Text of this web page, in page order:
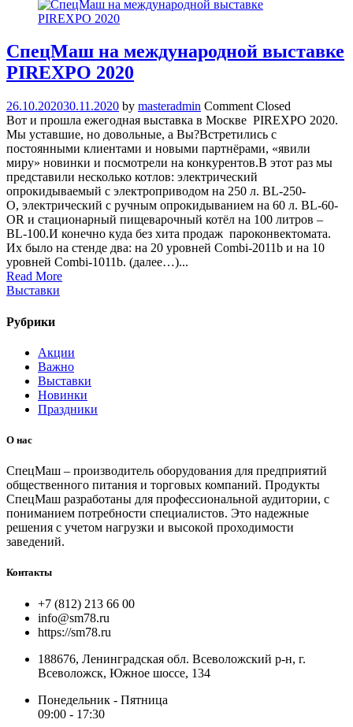
СпецМаш на международной выставке
PIREXPO 2020
26.10.202030.11.2020 by masteradmin Comment Closed
Вот и прошла ежегодная выставка в Москве PIREXPO 2020.
Мы уставшие, но довольные, а Вы?Встретились с
постоянными клиентами и новыми партнёрами, «явили
миру» новинки и посмотрели на конкурентов.В этот раз мы
представили несколько котлов: электрический
опрокидываемый с электроприводом на 250 л. BL-250-
O, электрический с ручным опрокидыванием на 60 л. BL-60-
OR и стационарный пищеварочный котёл на 100 литров –
BL-100.И конечно куда без хита продаж пароконвектомата.
Их было на стенде два: на 20 уровней Combi-2011b и на 10
уровней Combi-1011b. (далее…)...
Read More
Выставки
Рубрики
Акции
Важно
Выставки
Новинки
Праздники
О нас
СпецМаш – производитель оборудования для предприятий
общественного питания и торговых компаний. Продукты
СпецМаш разработаны для профессиональной аудитории, с
пониманием потребности специалистов. Это надежные
решения с учетом нагрузки и высокой проходимости
заведений.
Контакты
+7 (812) 213 66 00
info@sm78.ru
https://sm78.ru
188676, Ленинградская обл. Всеволожский р-н, г.
Всеволожск, Южное шоссе, 134
Понедельник - Пятница
09:00 - 17:30